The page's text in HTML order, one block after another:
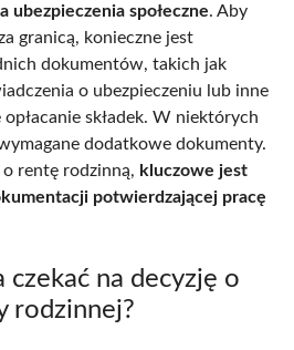
ubezpieczenia społeczne. Aby
granicą, konieczne jest
dokumentów, takich jak
o ubezpieczeniu lub inne
składek. W niektórych
dodatkowe dokumenty.
o rentę rodzinną, kluczowe jest
potwierdzającej pracę
czekać na decyzję o
rodzinnej?